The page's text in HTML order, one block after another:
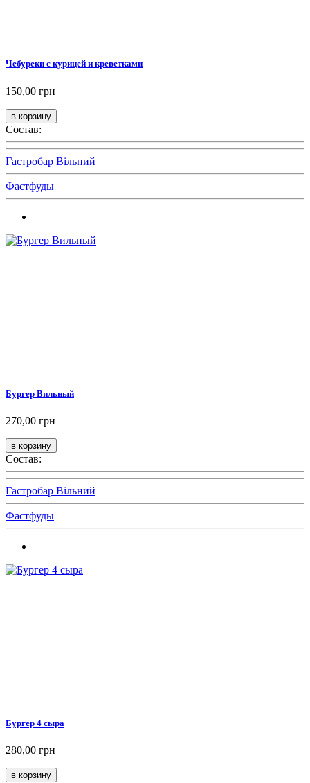
Чебуреки с курицей и креветками
150,00 грн
Состав:
Гастробар Вільний
Фастфуды
Бургер Вильный
270,00 грн
Состав:
Гастробар Вільний
Фастфуды
Бургер 4 сыра
280,00 грн